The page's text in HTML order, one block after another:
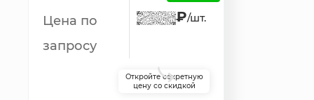
Цена по
запросу
₽/шт.
Откройте секретную
цену со скидкой